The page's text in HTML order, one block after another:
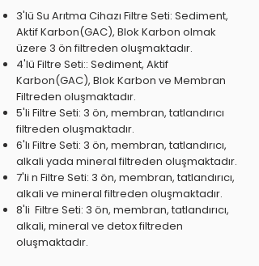
3'lü Su Arıtma Cihazı Filtre Seti: Sediment,
Aktif Karbon(GAC), Blok Karbon olmak
üzere 3 ön filtreden oluşmaktadır.
4'lü Filtre Seti:: Sediment, Aktif
Karbon(GAC), Blok Karbon ve Membran
Filtreden oluşmaktadır.
5'li Filtre Seti: 3 ön, membran, tatlandırıcı
filtreden oluşmaktadır.
6'lı Filtre Seti: 3 ön, membran, tatlandırıcı,
alkali yada mineral filtreden oluşmaktadır.
7'li n Filtre Seti: 3 ön, membran, tatlandırıcı,
alkali ve mineral filtreden oluşmaktadır.
8'li Filtre Seti: 3 ön, membran, tatlandırıcı,
alkali, mineral ve detox filtreden
oluşmaktadır.